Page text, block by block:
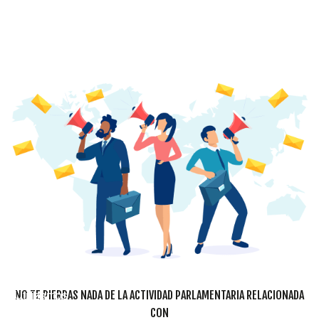
NO TE PIERDAS NADA DE LA ACTIVIDAD PARLAMENTARIA RELACIONADA
CON
Utilizamos